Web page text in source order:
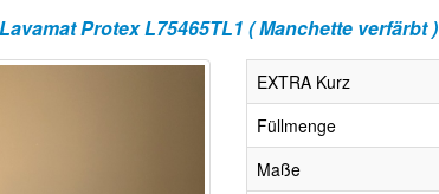
Protex L75465TL1 ( Manchette verfärbt )
EXTRA Kurz
Füllmenge
Maße